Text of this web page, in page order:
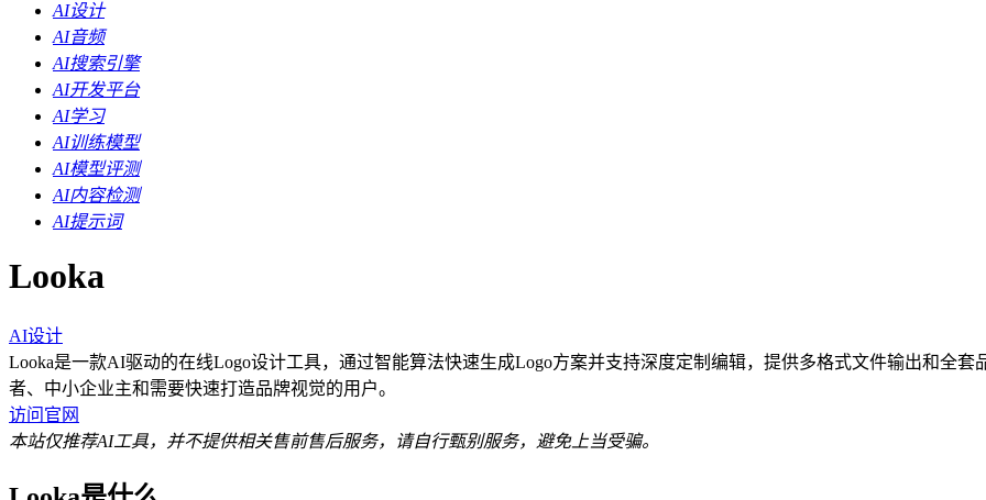
AI设计
AI音频
AI搜索引擎
AI开发平台
AI学习
AI训练模型
AI模型评测
AI内容检测
AI提示词
Looka
AI设计
Looka是一款AI驱动的在线Logo设计工具，通过智能算法快速生成Logo方案并支持深度定制编辑，提供多格式文件输出和全
者、中小企业主和需要快速打造品牌视觉的用户。
访问官网
本站仅推荐AI工具，并不提供相关售前售后服务，请自行甄别服务，避免上当受骗。